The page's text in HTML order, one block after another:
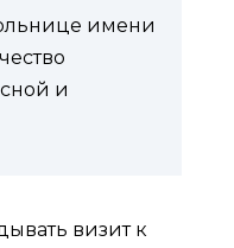
имени
и
визит к